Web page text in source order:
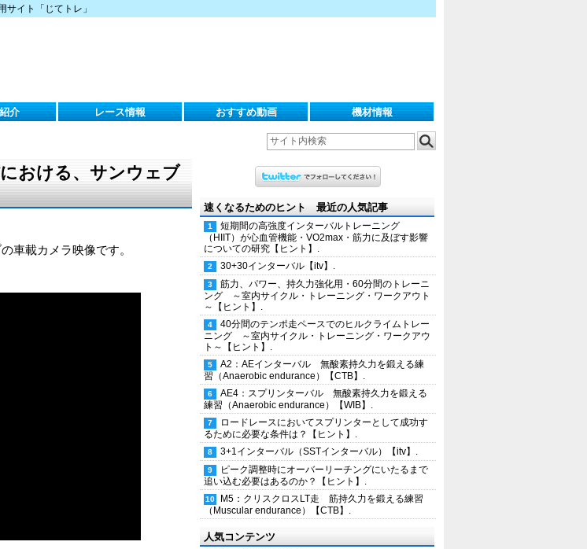
サイト「じてトレ」
介 レース情報 おすすめ動画 機材情報
おける、サンウェブ
車載カメラ映像です。
速くなるためのヒント 最近の人気記事
短期間の高強度インターバルトレーニング
（HIIT）が心血管機能・VO2max・筋力に及ぼす影響
についての研究【ヒント】.
30+30インターバル【itv】.
筋力、パワー、持久力強化用・60分間のトレーニ
ング ～室内サイクル・トレーニング・ワークアウト
～【ヒント】.
40分間のテンポ走ペースでのヒルクライムトレー
ニング ～室内サイクル・トレーニング・ワークアウ
ト～【ヒント】.
A2：AEインターバル 無酸素持久力を鍛える練
習（Anaerobic endurance）【CTB】.
AE4：スプリンターバル 無酸素持久力を鍛える
練習（Anaerobic endurance）【WIB】.
ロードレースにおいてスプリンターとして成功す
るために必要な条件は？【ヒント】.
3+1インターバル（SSTインターバル）【itv】.
ピーク調整時にオーバーリーチングにいたるまで
追い込む必要はあるのか？【ヒント】.
M5：クリスクロスLT走 筋持久力を鍛える練習
（Muscular endurance）【CTB】.
人気コンテンツ